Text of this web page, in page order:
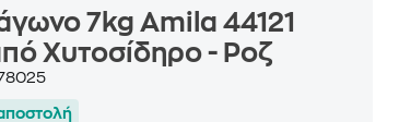
7kg Amila 44121
Χυτοσίδηρο - Ροζ